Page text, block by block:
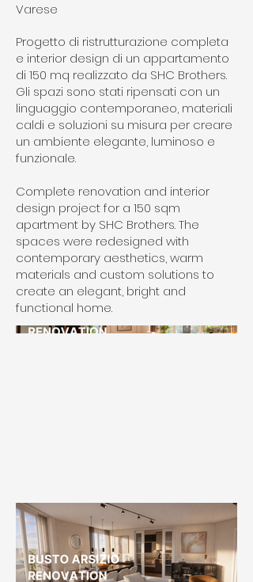
Varese
Progetto di ristrutturazione completa
e interior design di un appartamento
di 150 mq realizzato da SHC Brothers.
Gli spazi sono stati ripensati con un
linguaggio contemporaneo, materiali
caldi e soluzioni su misura per creare
un ambiente elegante, luminoso e
funzionale.
Complete renovation and interior
design project for a 150 sqm
apartment by SHC Brothers. The
spaces were redesigned with
contemporary aesthetics, warm
materials and custom solutions to
create an elegant, bright and
functional home.